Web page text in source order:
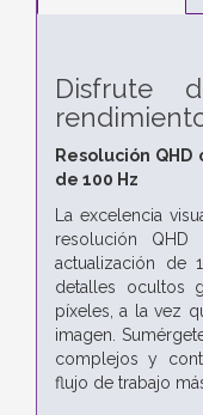
Disfrute
Resolución
de 100 Hz
La excelencia
resolución
actualización de
detalles ocultos
píxeles, a la vez
imagen.
complejos y
flujo de trabajo